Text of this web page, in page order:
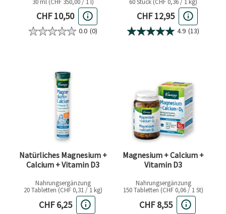
Aktueller Preis
CHF 10,50
0.0 (0)
Aktueller Preis
CHF 12,95
4.9 (13)
Natürliches Magnesium +
Calcium + Vitamin D3
Nahrungsergänzung
20 Tabletten (CHF 0,31 / 1 kg)
Aktueller Preis
CHF 6,25
Magnesium + Calcium +
Vitamin D3
Nahrungsergänzung
150 Tabletten (CHF 0,06 / 1 St)
Aktueller Preis
CHF 8,55